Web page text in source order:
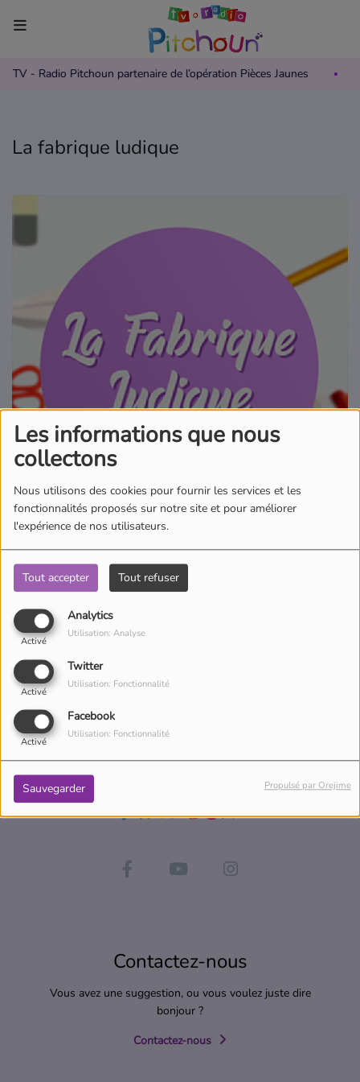
Les informations que nous
collectons
Nous utilisons des cookies pour fournir les services et les
fonctionnalités proposés sur notre site et pour améliorer
l'expérience de nos utilisateurs.
Tout accepter Tout refuser
Analytics
Activé
Utilisation: Analyse
Twitter
Activé
Utilisation: Fonctionnalité
Facebook
Activé
Utilisation: Fonctionnalité
Sauvegarder Propulsé par Orejime
TV - Radio Pitchoun partenaire de l’opération Pièces Jaunes
Accueil
Grille des programmes TV
Replay TV Pitchoun
Où regarder TV Pitchoun ?
Grille des programmes Radio
Podcasts
Où écouter Radio Pitchoun ?
Pitchoun Rédac
Qui sommes-nous ?
Contact
La fabrique ludique
Découpez, collez, créez avec Clara, tous les jours sur TV Pitchoun !
Apprenez à fabriquer vos objets vous-mêmes avec les tutos de
Clara « Do It Yourself ».
Contactez-nous
Vous avez une suggestion, ou vous voulez juste dire
bonjour ?
Contactez-nous